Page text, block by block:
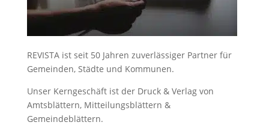
REVISTA ist seit 50 Jahren zuverlässiger Partner für
Gemeinden, Städte und Kommunen.
Unser Kerngeschäft ist der Druck & Verlag von
Amtsblättern, Mitteilungsblättern &
Gemeindeblättern.